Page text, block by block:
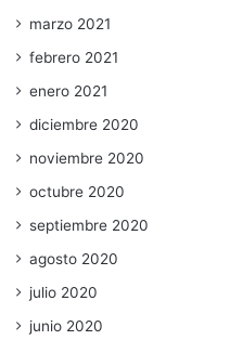
marzo 2021
febrero 2021
enero 2021
diciembre 2020
noviembre 2020
octubre 2020
septiembre 2020
agosto 2020
julio 2020
junio 2020